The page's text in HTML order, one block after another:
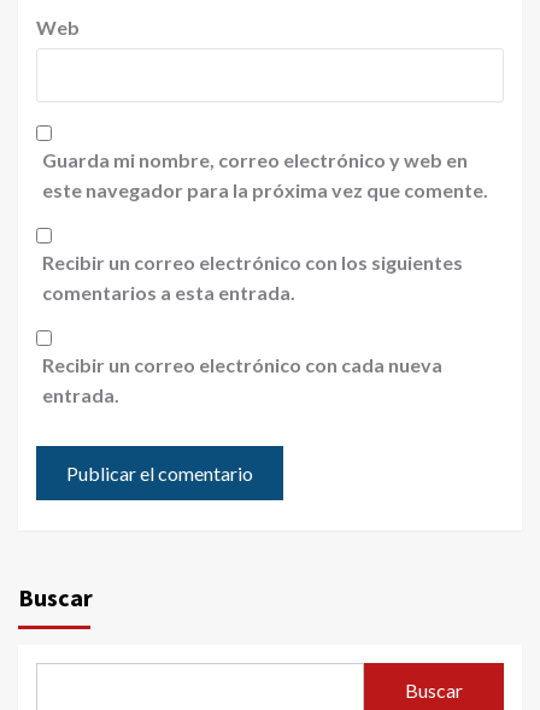
Web
Guarda mi nombre, correo electrónico y web en
este navegador para la próxima vez que comente.
Recibir un correo electrónico con los siguientes
comentarios a esta entrada.
Recibir un correo electrónico con cada nueva
entrada.
Buscar
Buscar